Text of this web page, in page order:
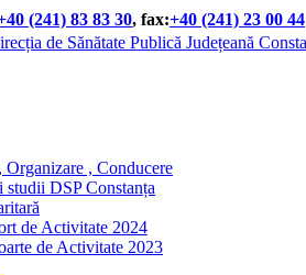
(241) 83 83 30, fax:+40 (241) 23 00 44
Organizare , Conducere
studii DSP Constanța
de Activitate 2024
de Activitate 2023